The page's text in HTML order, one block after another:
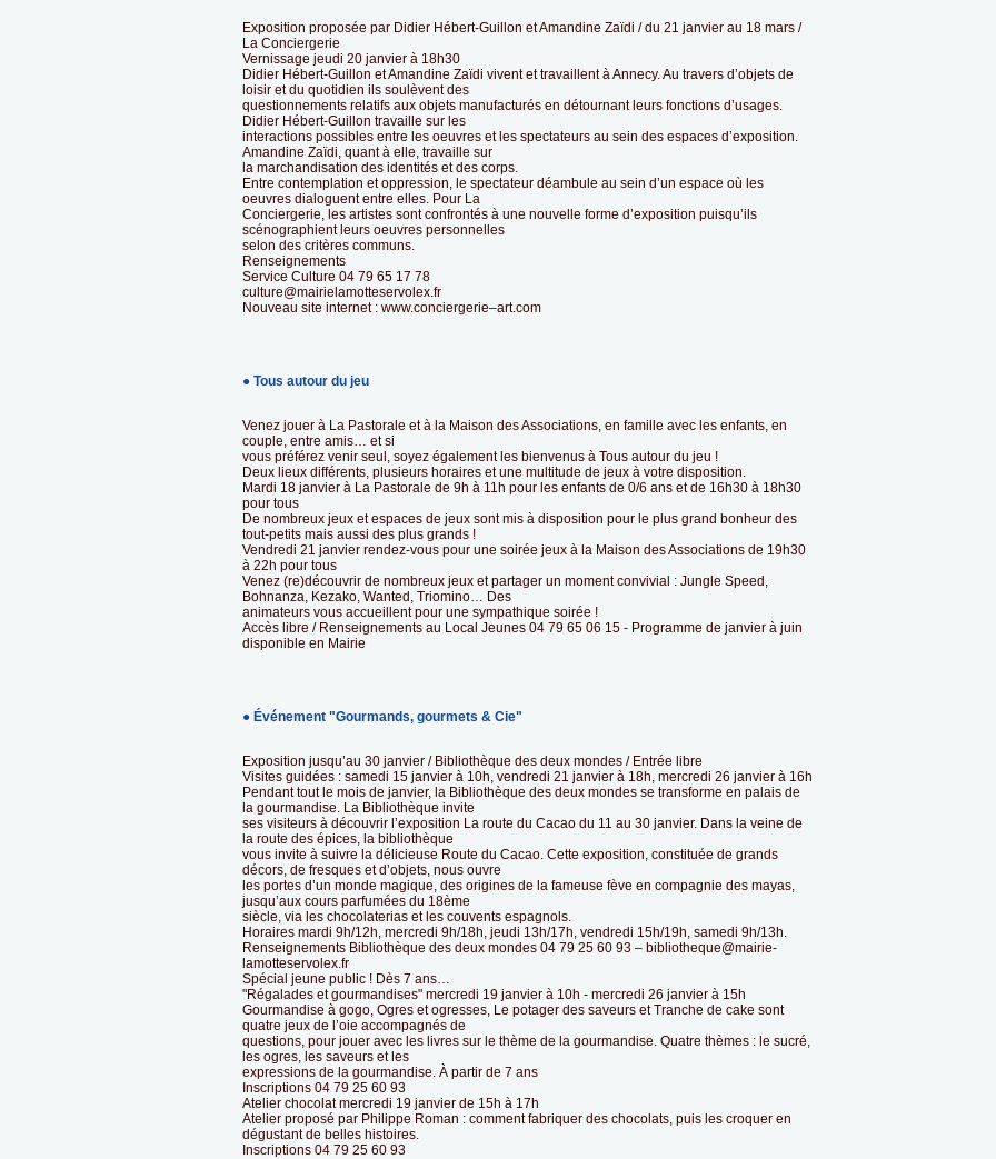
Exposition proposée par Didier Hébert-Guillon et Amandine Zaïdi / du 21 janvier au 18 mars /
La Conciergerie
Vernissage jeudi 20 janvier à 18h30
Didier Hébert-Guillon et Amandine Zaïdi vivent et travaillent à Annecy. Au travers d’objets de
loisir et du quotidien ils soulèvent des
questionnements relatifs aux objets manufacturés en détournant leurs fonctions d’usages.
Didier Hébert-Guillon travaille sur les
interactions possibles entre les oeuvres et les spectateurs au sein des espaces d’exposition.
Amandine Zaïdi, quant à elle, travaille sur
la marchandisation des identités et des corps.
Entre contemplation et oppression, le spectateur déambule au sein d’un espace où les
oeuvres dialoguent entre elles. Pour La
Conciergerie, les artistes sont confrontés à une nouvelle forme d’exposition puisqu’ils
scénographient leurs oeuvres personnelles
selon des critères communs.
Renseignements
Service Culture 04 79 65 17 78
culture@mairielamotteservolex.fr
Nouveau site internet : www.conciergerie–art.com
● Tous autour du jeu
Venez jouer à La Pastorale et à la Maison des Associations, en famille avec les enfants, en
couple, entre amis… et si
vous préférez venir seul, soyez également les bienvenus à Tous autour du jeu !
Deux lieux différents, plusieurs horaires et une multitude de jeux à votre disposition.
Mardi 18 janvier à La Pastorale de 9h à 11h pour les enfants de 0/6 ans et de 16h30 à 18h30
pour tous
De nombreux jeux et espaces de jeux sont mis à disposition pour le plus grand bonheur des
tout-petits mais aussi des plus grands !
Vendredi 21 janvier rendez-vous pour une soirée jeux à la Maison des Associations de 19h30
à 22h pour tous
Venez (re)découvrir de nombreux jeux et partager un moment convivial : Jungle Speed,
Bohnanza, Kezako, Wanted, Triomino… Des
animateurs vous accueillent pour une sympathique soirée !
Accès libre / Renseignements au Local Jeunes 04 79 65 06 15 - Programme de janvier à juin
disponible en Mairie
● Événement "Gourmands, gourmets & Cie"
Exposition jusqu’au 30 janvier / Bibliothèque des deux mondes / Entrée libre
Visites guidées : samedi 15 janvier à 10h, vendredi 21 janvier à 18h, mercredi 26 janvier à 16h
Pendant tout le mois de janvier, la Bibliothèque des deux mondes se transforme en palais de
la gourmandise. La Bibliothèque invite
ses visiteurs à découvrir l’exposition La route du Cacao du 11 au 30 janvier. Dans la veine de
la route des épices, la bibliothèque
vous invite à suivre la délicieuse Route du Cacao. Cette exposition, constituée de grands
décors, de fresques et d’objets, nous ouvre
les portes d’un monde magique, des origines de la fameuse fève en compagnie des mayas,
jusqu’aux cours parfumées du 18ème
siècle, via les chocolaterias et les couvents espagnols.
Horaires mardi 9h/12h, mercredi 9h/18h, jeudi 13h/17h, vendredi 15h/19h, samedi 9h/13h.
Renseignements Bibliothèque des deux mondes 04 79 25 60 93 – bibliotheque@mairie-
lamotteservolex.fr
Spécial jeune public ! Dès 7 ans…
"Régalades et gourmandises" mercredi 19 janvier à 10h - mercredi 26 janvier à 15h
Gourmandise à gogo, Ogres et ogresses, Le potager des saveurs et Tranche de cake sont
quatre jeux de l’oie accompagnés de
questions, pour jouer avec les livres sur le thème de la gourmandise. Quatre thèmes : le sucré,
les ogres, les saveurs et les
expressions de la gourmandise. À partir de 7 ans
Inscriptions 04 79 25 60 93
Atelier chocolat mercredi 19 janvier de 15h à 17h
Atelier proposé par Philippe Roman : comment fabriquer des chocolats, puis les croquer en
dégustant de belles histoires.
Inscriptions 04 79 25 60 93